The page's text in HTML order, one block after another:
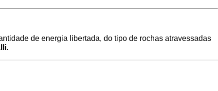
de energia libertada, do tipo de rochas atravessadas
.